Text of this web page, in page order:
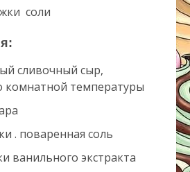
соли
сливочный сыр,
комнатной температуры
. поваренная соль
ванильного экстракта